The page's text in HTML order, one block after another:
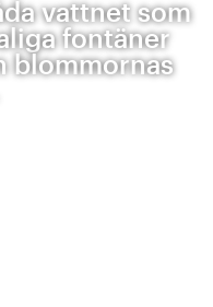
vattnet som
fontäner
blommornas